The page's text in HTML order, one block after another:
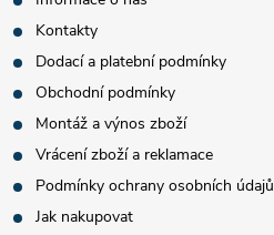
Kontakty
Dodací a platební podmínky
Obchodní podmínky
Montáž a výnos zboží
Vrácení zboží a reklamace
Podmínky ochrany osobních údajů
Jak nakupovat